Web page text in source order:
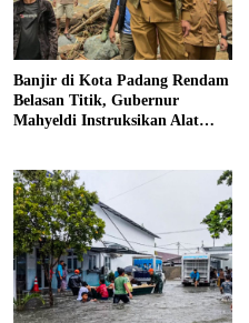
Banjir di Kota Padang Rendam
Belasan Titik, Gubernur
Mahyeldi Instruksikan Alat